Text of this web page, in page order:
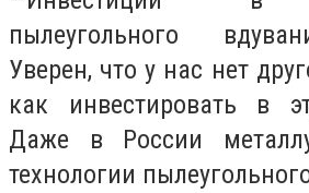
пылеугольного
Уверен, что у нас нет
как инвестировать в
Даже в России
технологии